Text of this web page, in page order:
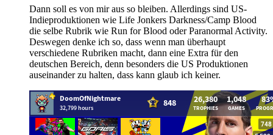
Dann soll es von mir aus so bleiben. Allerdings sind US-
Indieproduktionen wie Life Jonkers Darkness/Camp Blood
die selbe Rubrik wie Run for Blood oder Paranormal Activity.
Deswegen denke ich so, dass wenn man überhaupt
verschiedene Rubriken macht, dann eine Extra für den
deutschen Bereich, denn besonders die US Produktionen
auseinander zu halten, dass kann glaub ich keiner.